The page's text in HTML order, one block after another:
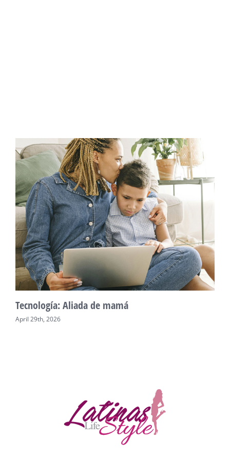
Tecnología: Aliada de mamá
April 29th, 2026